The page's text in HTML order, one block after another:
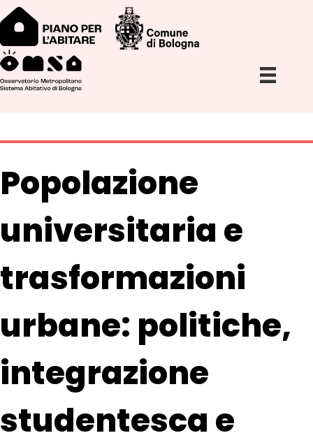
Popolazione
universitaria e
trasformazioni
urbane: politiche,
integrazione
studentesca e